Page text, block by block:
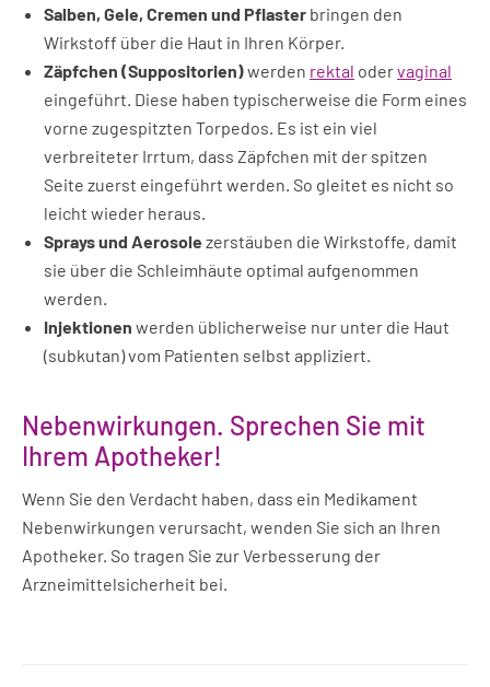
Salben, Gele, Cremen und Pflaster bringen den
Wirkstoff über die Haut in Ihren Körper.
Zäpfchen (Suppositorien)werden rektal odervaginal
eingeführt. Diese haben typischerweise die Form eines
vorne zugespitzten Torpedos. Es ist ein viel
verbreiteter Irrtum, dass Zäpfchen mit der spitzen
Seite zuerst eingeführt werden. So gleitet es nicht so
leicht wieder heraus.
Sprays und Aerosolezerstäuben die Wirkstoffe, damit
sie über die Schleimhäute optimal aufgenommen
werden.
Injektionen werden üblicherweise nur unter die Haut
(subkutan) vom Patienten selbst appliziert.
Nebenwirkungen. Sprechen Sie mit
Ihrem Apotheker!
Wenn Sie den Verdacht haben, dass ein Medikament
Nebenwirkungen verursacht, wenden Sie sich an Ihren
Apotheker. So tragen Sie zur Verbesserung der
Arzneimittelsicherheit bei.